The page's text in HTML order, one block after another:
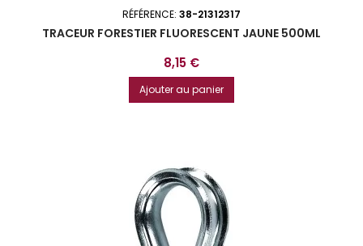
RÉFÉRENCE: 38-21312317
TRACEUR FORESTIER FLUORESCENT JAUNE 500ML
Prix
8,15 €
Ajouter au panier